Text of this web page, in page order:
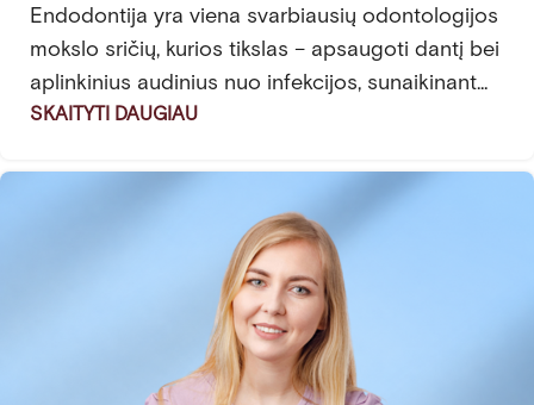
Endodontija yra viena svarbiausių odontologijos
mokslo sričių, kurios tikslas – apsaugoti dantį bei
aplinkinius audinius nuo infekcijos, sunaikinant...
SKAITYTI DAUGIAU